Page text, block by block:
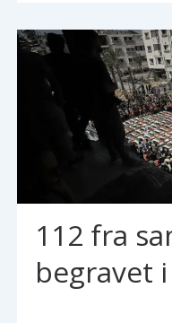
112 fra
begravet i